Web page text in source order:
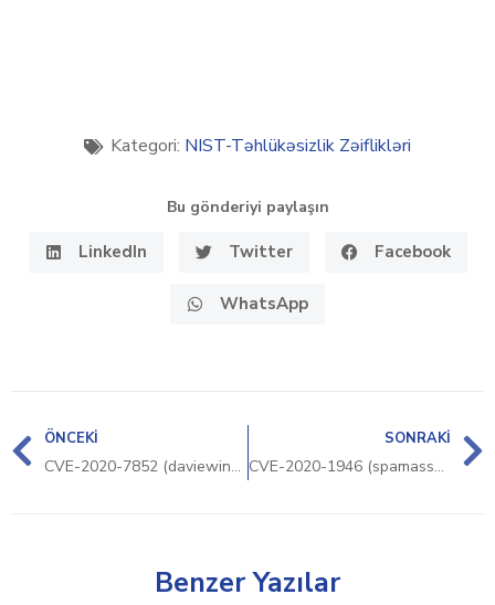
Kategori: NIST-Təhlükəsizlik Zəiflikləri
Bu gönderiyi paylaşın
LinkedIn Twitter Facebook
WhatsApp
ÖNCEKI
CVE-2020-7852 (daviewindy)
SONRAKI
CVE-2020-1946 (spamassassin)
Benzer Yazılar